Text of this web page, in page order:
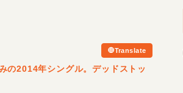
Translate
2014年シングル。デッドストッ